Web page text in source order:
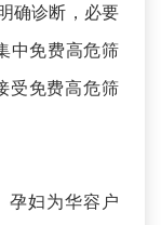
确诊断，必要
中免费高危筛
受免费高危筛
妇为华容户